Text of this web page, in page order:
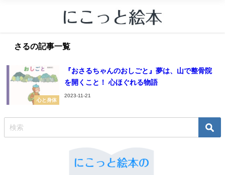
さるの記事一覧
心と身体
『おさるちゃんのおしごと』夢は、山で整骨院
を開くこと！ 心ほぐれる物語
2023-11-21